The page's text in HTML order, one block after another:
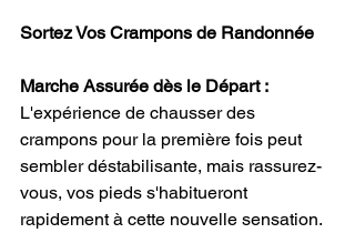
Sortez Vos Crampons de Randonnée
Marche Assurée dès le Départ :
L'expérience de chausser des
crampons pour la première fois peut
sembler déstabilisante, mais rassurez-
vous, vos pieds s'habitueront
rapidement à cette nouvelle sensation.